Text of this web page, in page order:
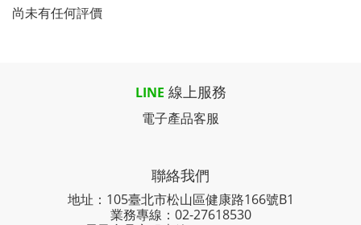
尚未有任何評價
LINE 線上服務
電子產品客服
聯絡我們
地址：105臺北市松山區健康路166號B1
業務專線： 02-27618530